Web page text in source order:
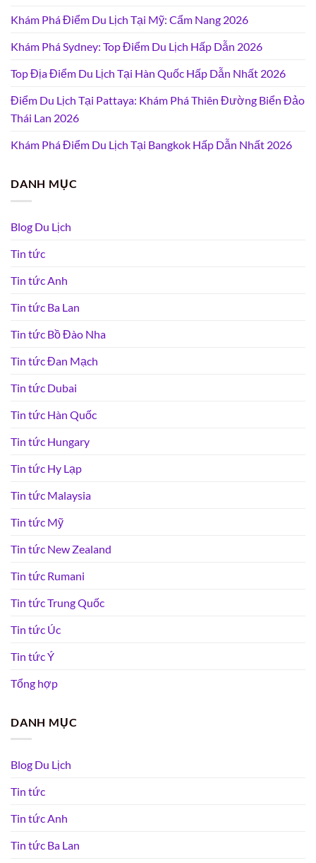
Khám Phá Điểm Du Lịch Tại Mỹ: Cẩm Nang 2026
Khám Phá Sydney: Top Điểm Du Lịch Hấp Dẫn 2026
Top Địa Điểm Du Lịch Tại Hàn Quốc Hấp Dẫn Nhất 2026
Điểm Du Lịch Tại Pattaya: Khám Phá Thiên Đường Biển Đảo
Thái Lan 2026
Khám Phá Điểm Du Lịch Tại Bangkok Hấp Dẫn Nhất 2026
DANH MỤC
Blog Du Lịch
Tin tức
Tin tức Anh
Tin tức Ba Lan
Tin tức Bồ Đào Nha
Tin tức Đan Mạch
Tin tức Dubai
Tin tức Hàn Quốc
Tin tức Hungary
Tin tức Hy Lạp
Tin tức Malaysia
Tin tức Mỹ
Tin tức New Zealand
Tin tức Rumani
Tin tức Trung Quốc
Tin tức Úc
Tin tức Ý
Tổng hợp
DANH MỤC
Blog Du Lịch
Tin tức
Tin tức Anh
Tin tức Ba Lan